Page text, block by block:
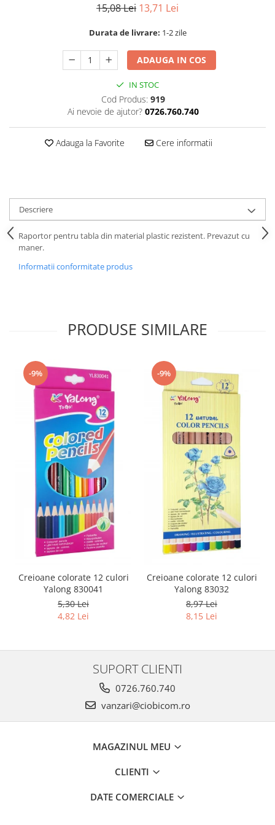
15,08 Lei 13,71 Lei
Durata de livrare: 1-2 zile
ADAUGA IN COS
IN STOC
Cod Produs: 919
Ai nevoie de ajutor? 0726.760.740
Adauga la Favorite Cere informatii
Descriere
Raportor pentru tabla din material plastic rezistent. Prevazut cu
maner.
Informatii conformitate produs
PRODUSE SIMILARE
-9%
Creioane colorate 12 culori
Yalong 830041
5,30 Lei
4,82 Lei
-9%
Creioane colorate 12 culori
Yalong 83032
8,97 Lei
8,15 Lei
SUPORT CLIENTI
0726.760.740
vanzari@ciobicom.ro
MAGAZINUL MEU
CLIENTI
DATE COMERCIALE